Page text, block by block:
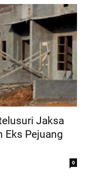
Jaksa
Eks Pejuang
0